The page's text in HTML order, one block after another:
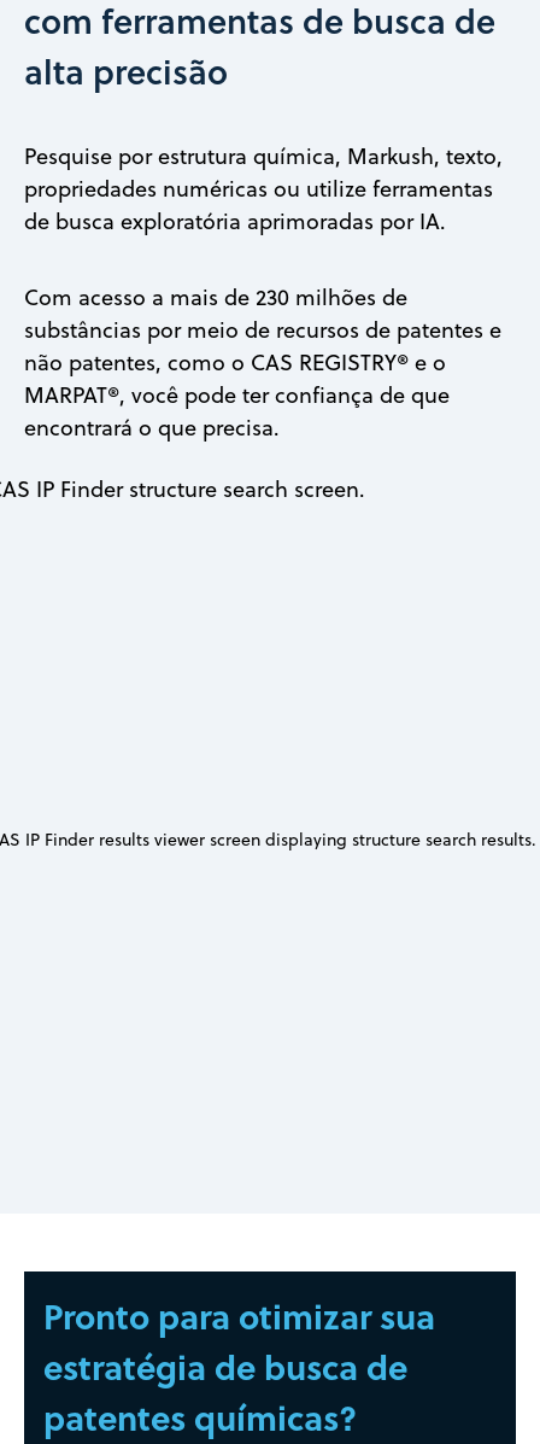
com ferramentas de busca de
alta precisão
Pesquise por estrutura química, Markush, texto,
propriedades numéricas ou utilize ferramentas
de busca exploratória aprimoradas por IA.
Com acesso a mais de 230 milhões de
substâncias por meio de recursos de patentes e
não patentes, como o CAS REGISTRY® e o
MARPAT®, você pode ter confiança de que
encontrará o que precisa.
Pronto para otimizar sua
estratégia de busca de
patentes químicas?